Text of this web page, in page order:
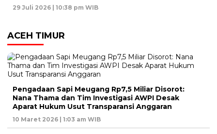
29 Juli 2026 | 10:38 pm WIB
ACEH TIMUR
Pengadaan Sapi Meugang Rp7,5 Miliar Disorot:
Nana Thama dan Tim Investigasi AWPI Desak
Aparat Hukum Usut Transparansi Anggaran
10 Maret 2026 | 1:03 am WIB